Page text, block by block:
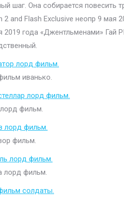
шаг. Она собирается повесить
2 and Flash Exclusive неопр 9 мая
2019 года «Джентльменами» Гай
лорд фильм.
иванько.
лорд фильм.
фильм.
лорд фильм.
фильм.
лорд фильм.
лорд фильм.
солдаты.